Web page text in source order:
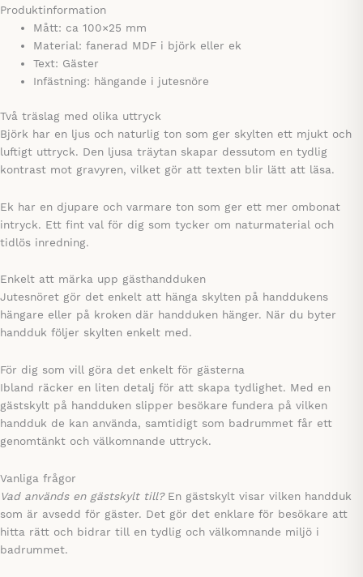
Produktinformation
Mått: ca 100×25 mm
Material: fanerad MDF i björk eller ek
Text: Gäster
Infästning: hängande i jutesnöre
Två träslag med olika uttryck
Björk har en ljus och naturlig ton som ger skylten ett mjukt och
luftigt uttryck. Den ljusa träytan skapar dessutom en tydlig
kontrast mot gravyren, vilket gör att texten blir lätt att läsa.
Ek har en djupare och varmare ton som ger ett mer ombonat
intryck. Ett fint val för dig som tycker om naturmaterial och
tidlös inredning.
Enkelt att märka upp gästhandduken
Jutesnöret gör det enkelt att hänga skylten på handdukens
hängare eller på kroken där handduken hänger. När du byter
handduk följer skylten enkelt med.
För dig som vill göra det enkelt för gästerna
Ibland räcker en liten detalj för att skapa tydlighet. Med en
gästskylt på handduken slipper besökare fundera på vilken
handduk de kan använda, samtidigt som badrummet får ett
genomtänkt och välkomnande uttryck.
Vanliga frågor
Vad används en gästskylt till? En gästskylt visar vilken handduk
som är avsedd för gäster. Det gör det enklare för besökare att
hitta rätt och bidrar till en tydlig och välkomnande miljö i
badrummet.